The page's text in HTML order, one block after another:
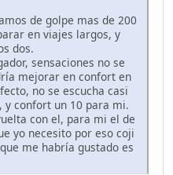
de golpe mas de 200
en viajes largos, y
dos.
sensaciones no se
mejorar en confort en
no se escucha casi
y confort un 10 para mi.
con el, para mi el de
yo necesito por eso coji
me habría gustado es